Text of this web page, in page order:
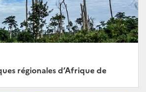
régionales d’Afrique de